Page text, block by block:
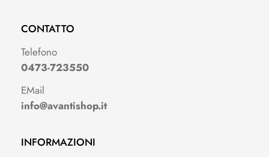
CONTATTO
Telefono
0473-723550
EMail
info@avantishop.it
INFORMAZIONI